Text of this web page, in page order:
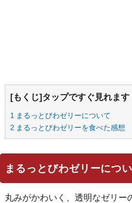
[もくじ]タップですぐ見れます
1 まるっとびわゼリーについて
2 まるっとびわゼリーを食べた感想
まるっとびわゼリーにつ
丸みがかわいく、透明なゼリー